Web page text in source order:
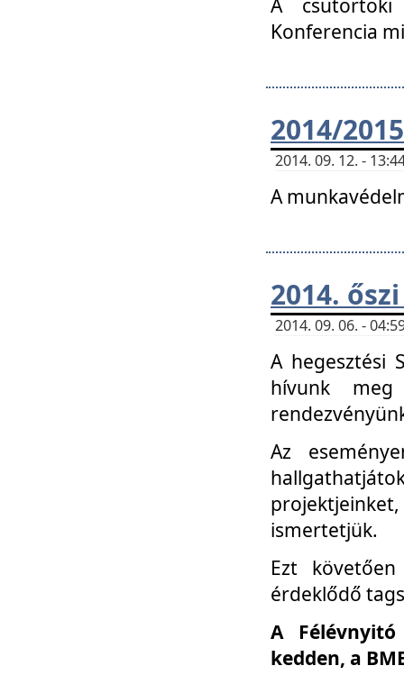
Konferencia
2014/
2014. 09. 12. -
A
2014.
2014. 09. 06. -
A hegesztési
hívunk
Az
ismertetjük.
Ezt
érdeklődő
A
kedden, a